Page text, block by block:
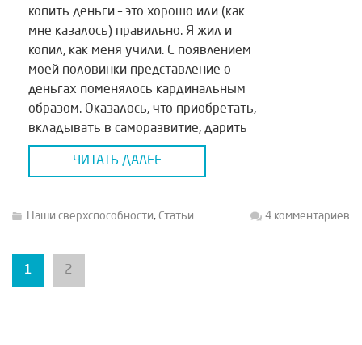
копить деньги – это хорошо или (как
мне казалось) правильно. Я жил и
копил, как меня учили. С появлением
моей половинки представление о
деньгах поменялось кардинальным
образом. Оказалось, что приобретать,
вкладывать в саморазвитие, дарить
подарки, вот то, что обеспечивает
движение денежной энергии, […]
ЧИТАТЬ ДАЛЕЕ
Наши сверхспособности, Статьи 4 комментариев
1 2